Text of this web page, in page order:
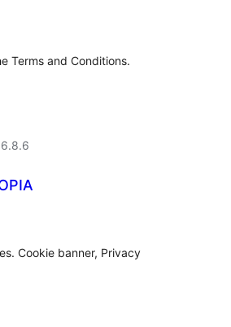
Terms and Conditions.
Cookie banner, Privacy